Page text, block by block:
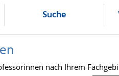
Suche
nach Ihrem